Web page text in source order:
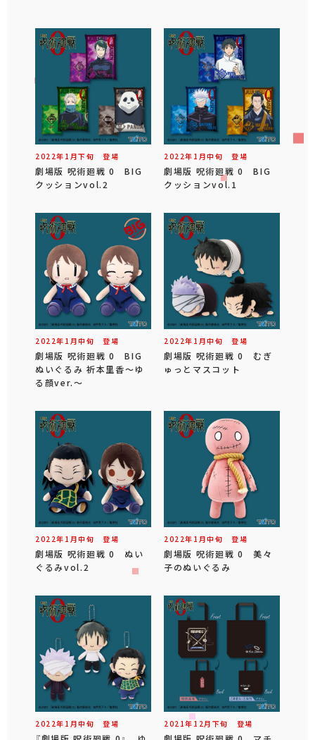
2022年 1 月下旬 登場
劇場版 呪術廻戦 0 BIG
クッションvol.2
2022年 1 月中旬 登場
劇場版 呪術廻戦 0 BIG
クッションvol.1
2022年 1 月中旬 登場
劇場版 呪術廻戦 0 BIG
ぬいぐるみ 祈本里香～ゆ
る顔ver.～
2022年 1 月中旬 登場
劇場版 呪術廻戦 0 むぎ
ゅっとマスコット
2022年 1 月中旬 登場
劇場版 呪術廻戦 0 ぬい
ぐるみvol.2
2022年 1 月中旬 登場
劇場版 呪術廻戦 0 美々
子のぬいぐるみ
2022年 1 月中旬 登場 2021年12 月 下旬 登場